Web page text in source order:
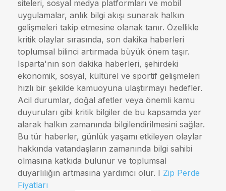
siteleri, sosyal medya platformları ve mobil
uygulamalar, anlık bilgi akışı sunarak halkın
gelişmeleri takip etmesine olanak tanır. Özellikle
kritik olaylar sırasında, son dakika haberleri
toplumsal bilinci artırmada büyük önem taşır.
Isparta'nın son dakika haberleri, şehirdeki
ekonomik, sosyal, kültürel ve sportif gelişmeleri
hızlı bir şekilde kamuoyuna ulaştırmayı hedefler.
Acil durumlar, doğal afetler veya önemli kamu
duyuruları gibi kritik bilgiler de bu kapsamda yer
alarak halkın zamanında bilgilendirilmesini sağlar.
Bu tür haberler, günlük yaşamı etkileyen olaylar
hakkında vatandaşların zamanında bilgi sahibi
olmasına katkıda bulunur ve toplumsal
duyarlılığın artmasına yardımcı olur. I Zip Perde
Fiyatları